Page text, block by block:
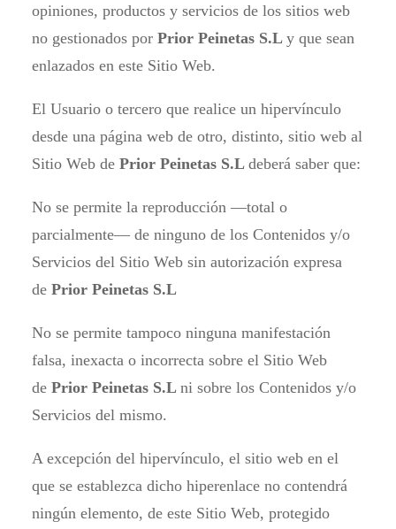
opiniones, productos y servicios de los sitios web
no gestionados por Prior Peinetas S.L y que sean
enlazados en este Sitio Web.
El Usuario o tercero que realice un hipervínculo
desde una página web de otro, distinto, sitio web al
Sitio Web de Prior Peinetas S.L deberá saber que:
No se permite la reproducción —total o
parcialmente— de ninguno de los Contenidos y/o
Servicios del Sitio Web sin autorización expresa
de Prior Peinetas S.L
No se permite tampoco ninguna manifestación
falsa, inexacta o incorrecta sobre el Sitio Web
de Prior Peinetas S.L ni sobre los Contenidos y/o
Servicios del mismo.
A excepción del hipervínculo, el sitio web en el
que se establezca dicho hiperenlace no contendrá
ningún elemento, de este Sitio Web, protegido